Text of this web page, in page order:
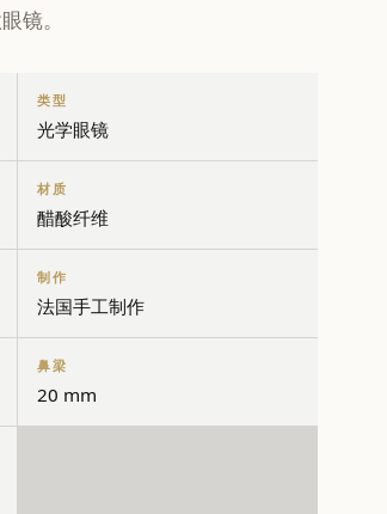
镜。
类型
光学眼镜
材质
醋酸纤维
制作
法国手工制作
鼻梁
20 mm